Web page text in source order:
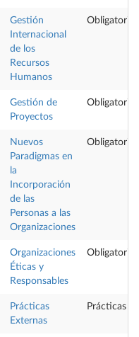
Gestión
Internacional
de los
Recursos
Humanos
Obligatoria
Gestión de
Proyectos
Obligatoria
Nuevos
Paradigmas en
la
Incorporación
de las
Personas a las
Organizaciones
Obligatoria
Organizaciones
Éticas y
Responsables
Obligatoria
Prácticas
Externas
Prácticas